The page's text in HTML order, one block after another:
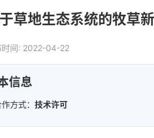
草地生态系统的牧草
时间: 2022-04-22
信息
方式： 技术许可